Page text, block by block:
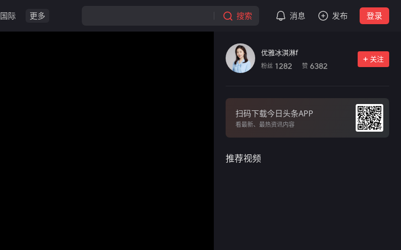
国际 更多 搜索 消息 发布 登录
优雅冰淇淋f
粉丝 1282 赞 6382
关注
扫码下载今日头条APP
看最新、最热资讯内容
推荐视频